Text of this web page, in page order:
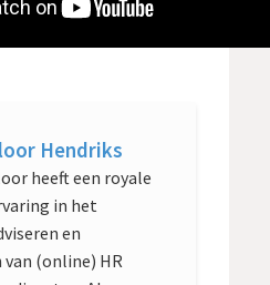
Hendriks
heeft een royale
in het
en
(online) HR